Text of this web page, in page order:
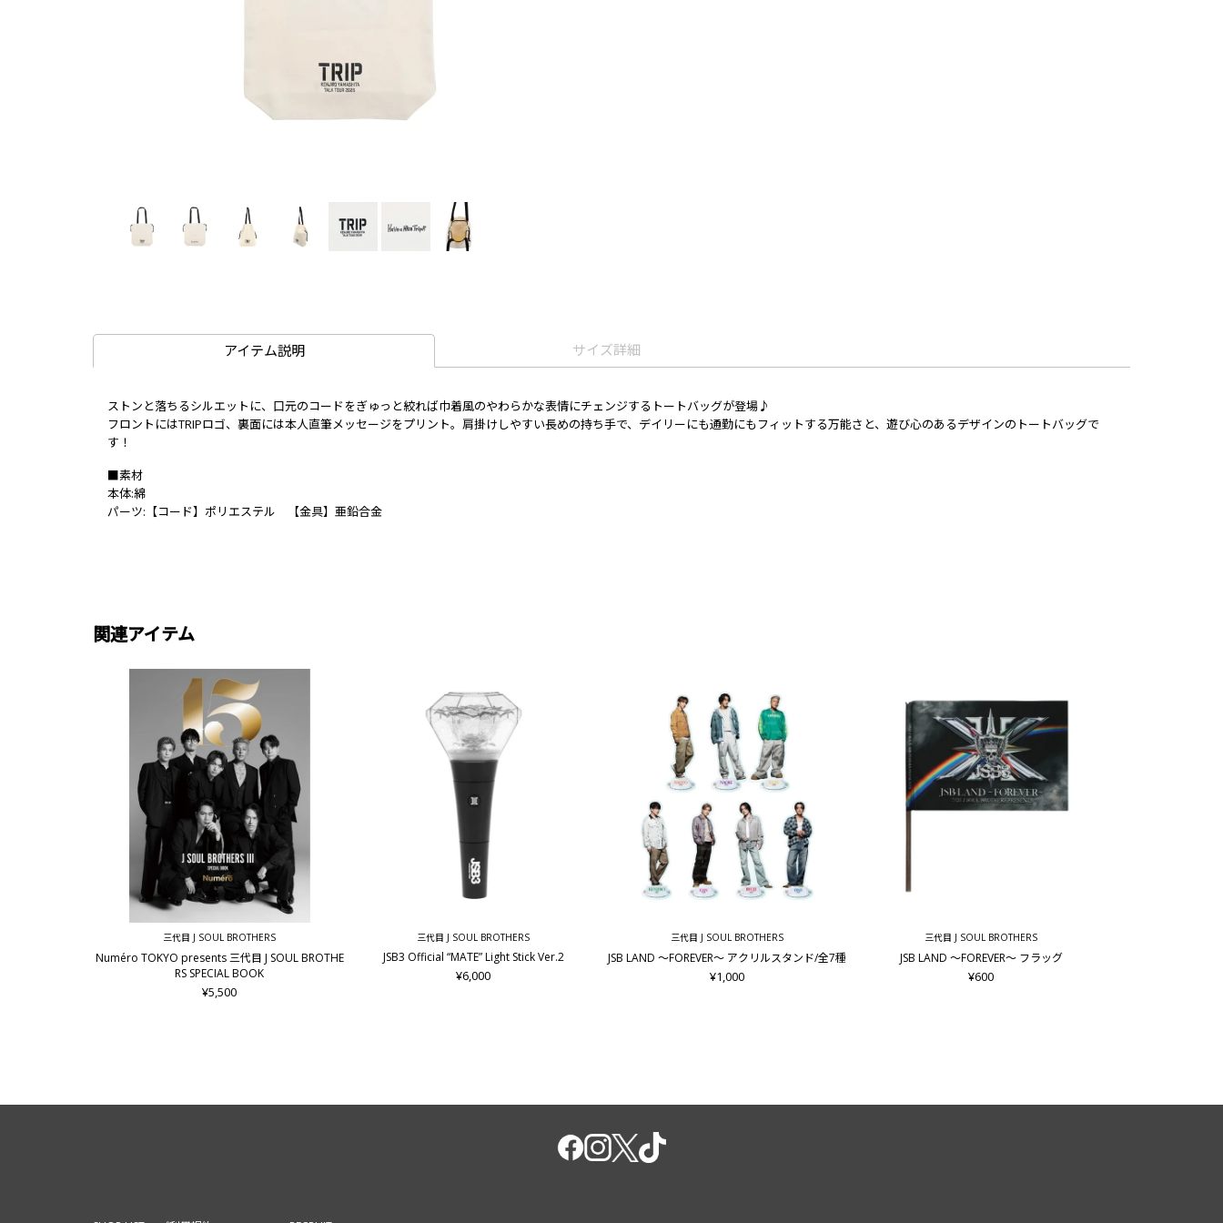
アイテム説明 サイズ詳細
ストンと落ちるシルエットに、口元のコードをぎゅっと絞れば巾着風のやわらかな表情にチェンジするトートバッグが登場♪
フロントにはTRIPロゴ、裏面には本人直筆メッセージをプリント。肩掛けしやすい長めの持ち手で、デイリーにも通勤にもフィットする万能さと、遊び心のあるデザインのトートバッグで
す！
■素材
本体:綿
パーツ:【コード】ポリエステル 【金具】亜鉛合金
関連アイテム
三代目 J SOUL BROTHERS
Numéro TOKYO presents 三代目 J SOUL BROTHE
RS SPECIAL BOOK
¥5,500
三代目 J SOUL BROTHERS
JSB3 Official “MATE” Light Stick Ver.2
¥6,000
三代目 J SOUL BROTHERS
JSB LAND ～FOREVER～ アクリルスタンド/全7種
¥1,000
三代目 J SOUL BROTHERS
JSB LAND ～FOREVER～ フラッグ
¥600